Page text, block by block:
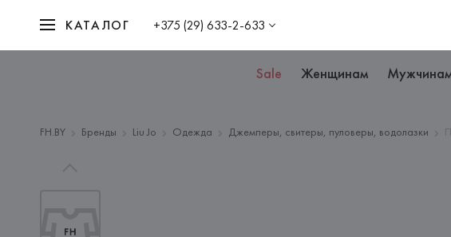
КАТАЛОГ +375 (29) 633-2-633
Sale Женщинам
FH.BY Бренды Liu Jo Одежда Джемперы, свитеры, пуловеры, водолазки